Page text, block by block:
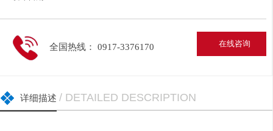
在线咨询
全国热线： 0917-3376170
详细描述 / DETAILED DESCRIPTION